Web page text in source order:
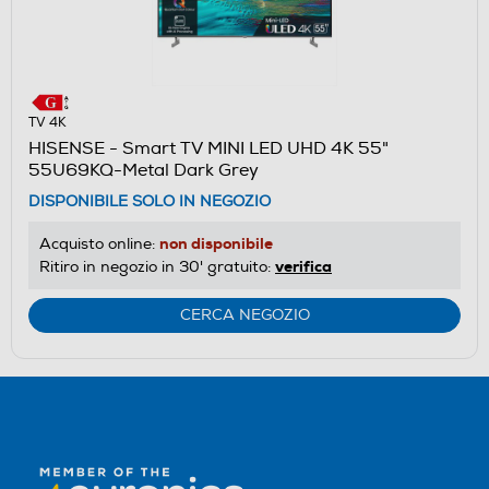
TV 4K
HISENSE - Smart TV MINI LED UHD 4K 55"
55U69KQ-Metal Dark Grey
DISPONIBILE SOLO IN NEGOZIO
Acquisto online: non disponibile
Ritiro in negozio in 30' gratuito: verifica
CERCA NEGOZIO